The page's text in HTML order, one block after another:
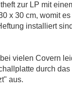
zur LP mit
x 30 cm, womit
installiert
vielen Covern
durch
aus.